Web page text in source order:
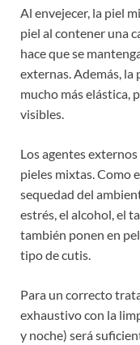
Al envejecer, la piel
piel al contener una
hace que se
externas. Además,
mucho más elástica,
visibles.
Los agentes
pieles mixtas. Como
sequedad del
estrés, el alcohol, el
también ponen en
tipo de cutis.
Para un correcto
exhaustivo con la
y noche) será